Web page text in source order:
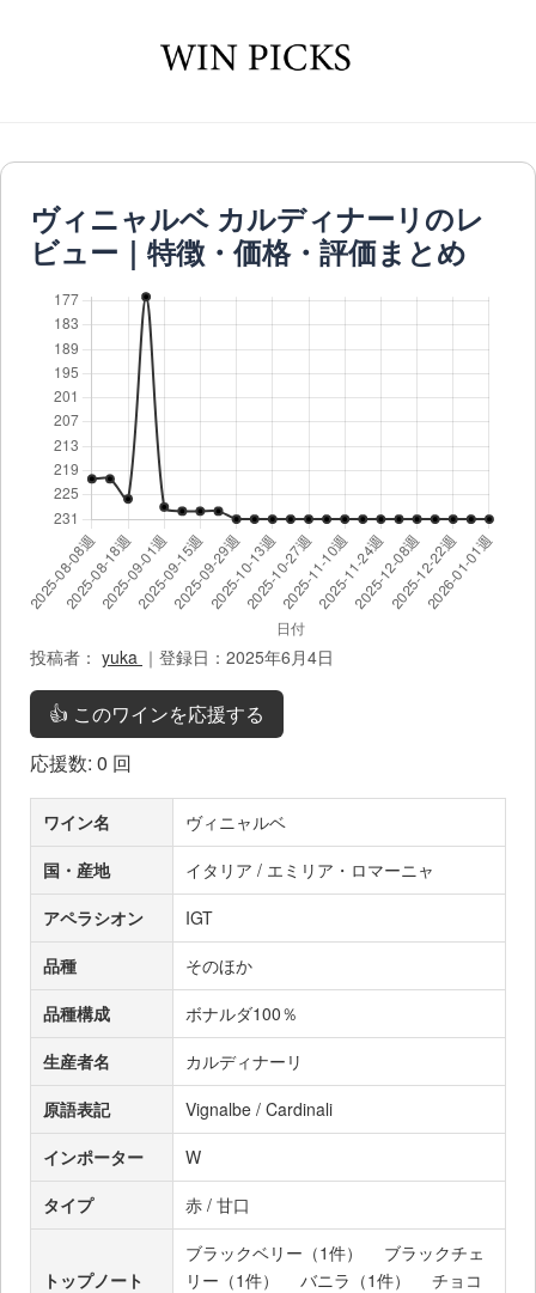
ヴィニャルベ カルディナーリのレ
ビュー｜特徴・価格・評価まとめ
投稿者： yuka ｜登録日：2025年6月4日
👍 このワインを応援する
応援数: 0 回
ワイン名
ヴィニャルベ
国・産地
イタリア / エミリア・ロマーニャ
アペラシオン
IGT
品種
そのほか
品種構成
ボナルダ100％
生産者名
カルディナーリ
原語表記
Vignalbe / Cardinali
インポーター
W
タイプ
赤 / 甘口
トップノート
ブラックベリー（1件）
ブラックチェ
リー（1件）
バニラ（1件）
チョコ